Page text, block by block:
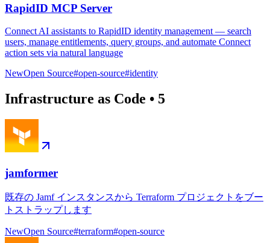
RapidID MCP Server
Connect AI assistants to RapidID identity management — search
users, manage entitlements, query groups, and automate Connect
action sets via natural language
NewOpen Source#open-source#identity
Infrastructure as Code • 5
jamformer
既存の Jamf インスタンスから Terraform プロジェクトをブー
トストラップします
NewOpen Source#terraform#open-source